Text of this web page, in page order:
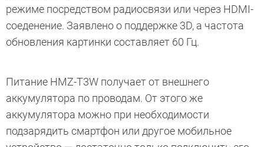
режиме посредством радиосвязи или через HDMI-
соеденение. Заявлено о поддержке 3D, а частота
обновления картинки составляет 60 Гц.
Питание HMZ-T3W получает от внешнего
аккумулятора по проводам. От этого же
аккумулятора можно при необходимости
подзарядить смартфон или другое мобильное